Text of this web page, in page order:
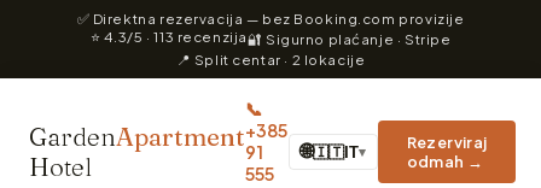
✅ Direktna rezervacija — bez Booking.com provizije
⭐ 4.3/5 · 113 recenzija🔐 Sigurno plaćanje · Stripe
📍 Split centar · 2 lokacije
GardenApartment
Hotel
📞
+385
91
555
🌐🇮🇹IT▾
Rezerviraj
odmah →